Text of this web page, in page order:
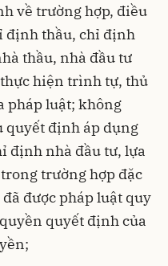
về trường hợp, điều
định thầu, chỉ định
thầu, nhà đầu tư
hiện trình tự, thủ
pháp luật; không
định áp dụng
định nhà đầu tư, lựa
trường hợp đặc
được pháp luật quy
quyết định của